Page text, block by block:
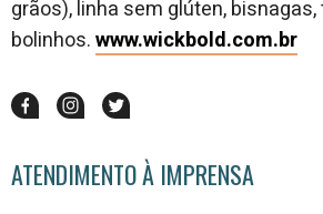
grãos), linha sem glúten,
bolinhos.www.wickbold.com.br
ATENDIMENTO À IMPRENSA